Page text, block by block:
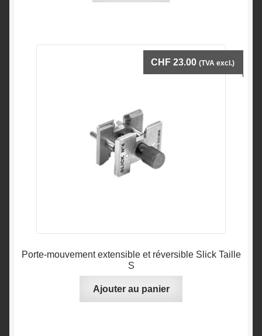
Porte-mouvement extensible et réversible Slick Taille
S
CHF 23.00 (TVA excl.)
Ajouter au panier